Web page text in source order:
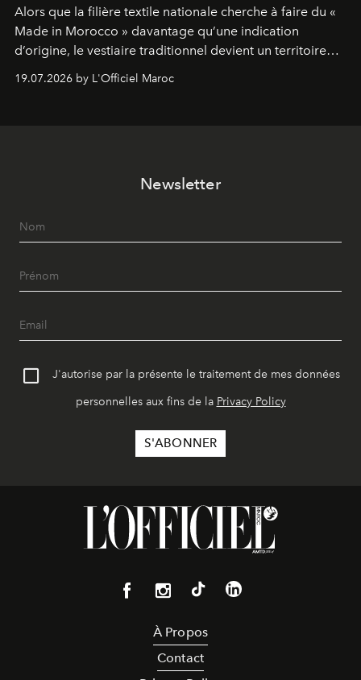
Alors que la filière textile nationale cherche à faire du «
Made in Morocco » davantage qu’une indication
d’origine, le vestiaire traditionnel devient un territoire
révise les proportions et les usages pour l’inscrire dans
19.07.2026 by L'Officiel Maroc
Newsletter
J'autorise par la présente le traitement de mes données
personnelles aux fins de la Privacy Policy
À Propos
Contact